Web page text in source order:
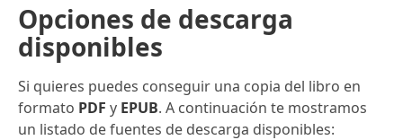
Opciones de descarga
disponibles
Si quieres puedes conseguir una copia del libro en
formato PDF y EPUB. A continuación te mostramos
un listado de fuentes de descarga disponibles: